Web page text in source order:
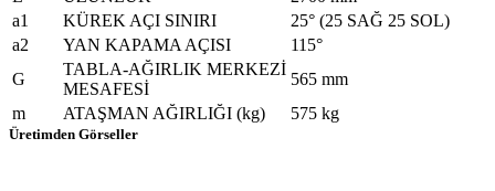
a1
KÜREK AÇI SINIRI
25° (25 SAĞ 25 SOL)
a2
YAN KAPAMA AÇISI
115°
G
TABLA-AĞIRLIK MERKEZİ
MESAFESİ
565 mm
m
ATAŞMAN AĞIRLIĞI (kg) 575 kg
Üretimden Görseller